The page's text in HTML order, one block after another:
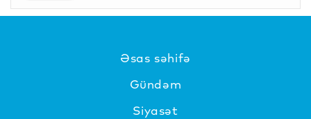
Əsas səhifə
Gündəm
Siyasət